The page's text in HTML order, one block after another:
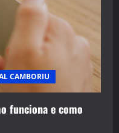
CAMBORIU
funciona e como